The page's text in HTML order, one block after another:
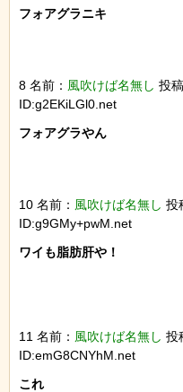
フォアグラニキ
8 名前： 風吹けば名無し 投
ID:g2EKiLGl0.net
フォアグラやん
10 名前： 風吹けば名無し 投
ID:g9GMy+pwM.net
ワイも脂肪肝や！
11 名前： 風吹けば名無し 投
ID:emG8CNYhM.net
これ